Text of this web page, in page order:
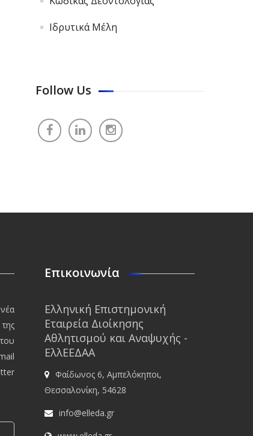
Ιδρυτικά Μέλη
Follow Us
Επικοινωνία
Ελληνική Επιστημονική
Εταιρεία Διοίκησης
Αθλητισμού και Αναψυχής -
ΕλλΕΕΔΑΑ
Φαίδωνος 6, Αμπελόκηποι,
Θεσσαλονίκη, 54628
info@elleda.gr